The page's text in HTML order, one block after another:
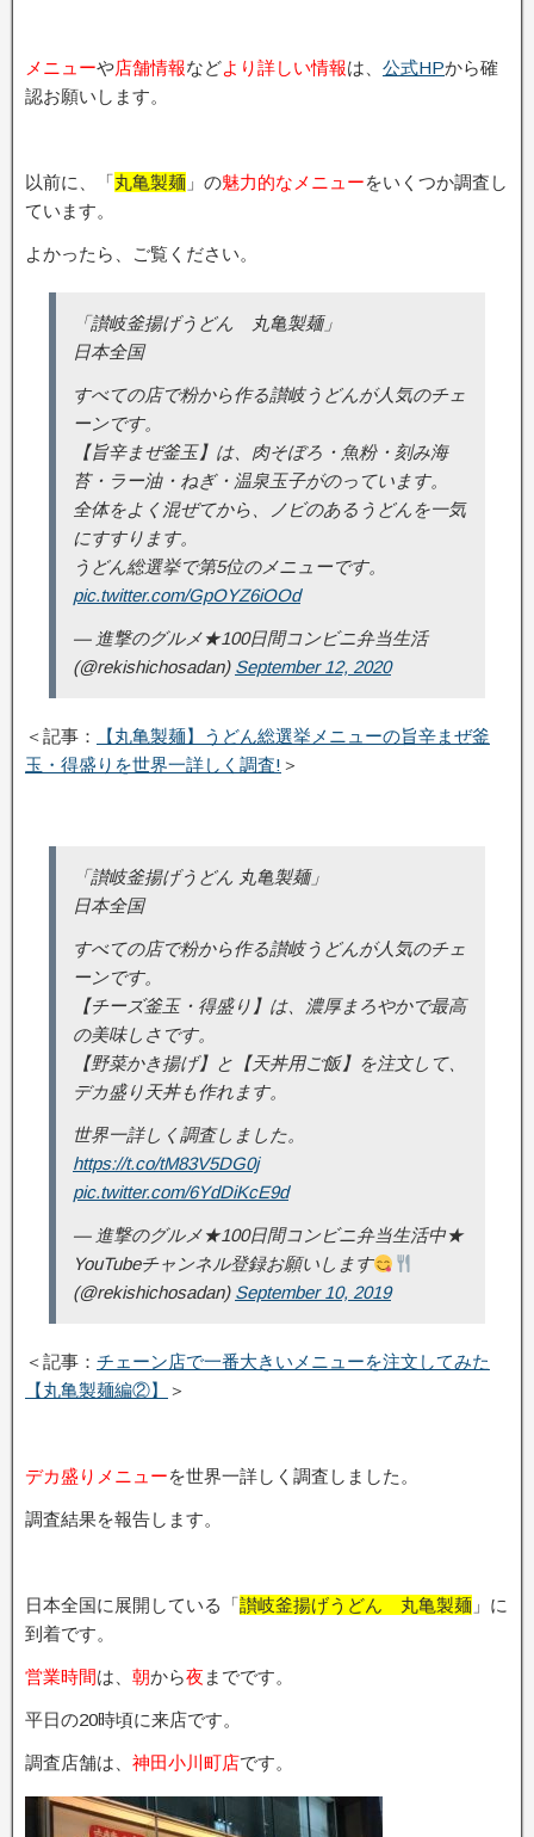
メニューや店舗情報などより詳しい情報は、 公式HPから確
認お願いします。
以前に、「丸亀製麺 」の魅力的なメニューをいくつか調査し
ています。
よかったら、ご覧ください。
「讃岐釜揚げうどん 丸亀製麺」
日本全国
すべての店で粉から作る讃岐うどんが人気のチェ
ーンです。
【旨辛まぜ釜玉】は、肉そぼろ・魚粉・刻み海
苔・ラー油・ねぎ・温泉玉子がのっています。
全体をよく混ぜてから、ノビのあるうどんを一気
にすすります。
うどん総選挙で第5位のメニューです。
pic.twitter.com/GpOYZ6iOOd
— 進撃のグルメ★100日間コンビニ弁当生活
(@rekishichosadan) September 12, 2020
＜記事：
【丸亀製麺】うどん総選挙メニューの旨辛まぜ釜
玉・得盛りを世界一詳しく調査! ＞
「讃岐釜揚げうどん 丸亀製麺」
日本全国
すべての店で粉から作る讃岐うどんが人気のチェ
ーンです。
【チーズ釜玉・得盛り】は、濃厚まろやかで最高
の美味しさです。
【野菜かき揚げ】と【天丼用ご飯】を注文して、
デカ盛り天丼も作れます。
世界一詳しく調査しました。
https://t.co/tM83V5DG0j
pic.twitter.com/6YdDiKcE9d
— 進撃のグルメ★100日間コンビニ弁当生活中★
YouTubeチャンネル登録お願いします
(@rekishichosadan) September 10, 2019
＜記事： チェーン店で一番大きいメニューを注文してみた
【丸亀製麺編②】
＞
デカ盛りメニューを世界一詳しく調査しました。
調査結果を報告します。
日本全国に展開している「讃岐釜揚げうどん 丸亀製麺 」に
到着です。
営業時間は、 朝から夜 までです。
平日の20時頃に来店です。
調査店舗は、 神田小川町店です。